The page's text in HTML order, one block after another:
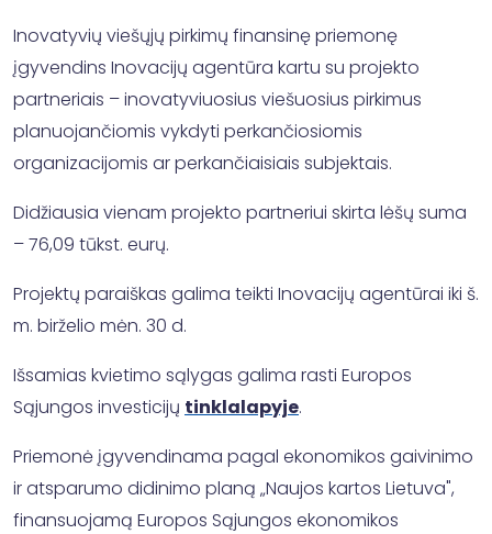
Inovatyvių viešųjų pirkimų finansinę priemonę
įgyvendins Inovacijų agentūra kartu su projekto
partneriais – inovatyviuosius viešuosius pirkimus
planuojančiomis vykdyti perkančiosiomis
organizacijomis ar perkančiaisiais subjektais.
Didžiausia vienam projekto partneriui skirta lėšų suma
– 76,09 tūkst. eurų.
Projektų paraiškas galima teikti Inovacijų agentūrai iki š.
m. birželio mėn. 30 d.
Išsamias kvietimo sąlygas galima rasti Europos
Sąjungos investicijų tinklalapyje.
Priemonė įgyvendinama pagal ekonomikos gaivinimo
ir atsparumo didinimo planą „Naujos kartos Lietuva",
finansuojamą Europos Sąjungos ekonomikos